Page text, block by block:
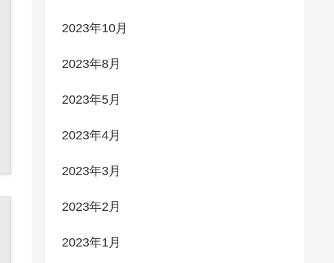
2023年10月
2023年8月
2023年5月
2023年4月
2023年3月
2023年2月
2023年1月